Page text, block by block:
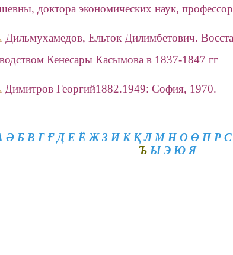
доктора экономических наук,
Дильмухамедов, Ельток Дилимбетович.
Кенесары Касымова в 1837-1847 гг
Димитров Георгий1882.1949:София, 1970.
Ә Б В Г Ғ Д Е Ё Ж З И К Қ Л М Н О Ө П Р С
Ъ Ы Э Ю Я